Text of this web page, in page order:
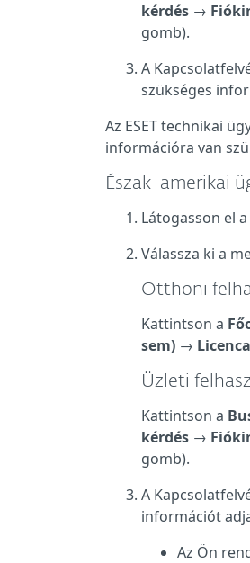
kérdés →
gomb).
A
szükséges
Az ESET technikai
információra van
Észak-amerikai
Látogasson el a
Válassza ki a
Otthoni
Kattintson a
sem) →
Üzleti
Kattintson a
kérdés →
gomb).
A
információt
Az Ön